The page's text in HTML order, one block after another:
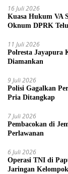
16 Juli 2026
Kuasa Hukum VA
Oknum DPRK
11 Juli 2026
Polresta Jayapura
Diamankan
9 Juli 2026
Polisi Gagalkan
Pria Ditangkap
7 Juli 2026
Pembacokan di
Perlawanan
6 Juli 2026
Operasi TNI di
Jaringan